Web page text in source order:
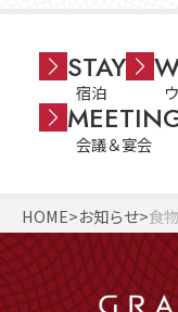
STAY
宿泊
会議＆宴会
HOME お知らせ 食